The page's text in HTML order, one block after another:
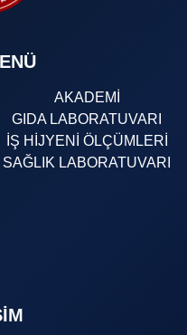
AKADEMİ
GIDA LABORATUVARI
İŞ HİJYENİ ÖLÇÜMLERİ
SAĞLIK LABORATUVARI